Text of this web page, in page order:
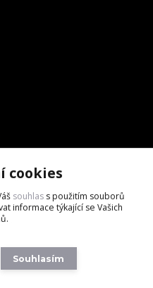
cookies
souhlas s použitím souborů
informace týkající se Vašich
Souhlasím